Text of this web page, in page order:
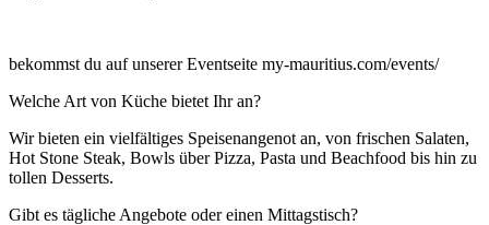
bekommst du auf unserer Eventseite my-mauritius.com/events/
Welche Art von Küche bietet Ihr an?
Wir bieten ein vielfältiges Speisenangenot an, von frischen Salaten,
Hot Stone Steak, Bowls über Pizza, Pasta und Beachfood bis hin zu
tollen Desserts.
Gibt es tägliche Angebote oder einen Mittagstisch?